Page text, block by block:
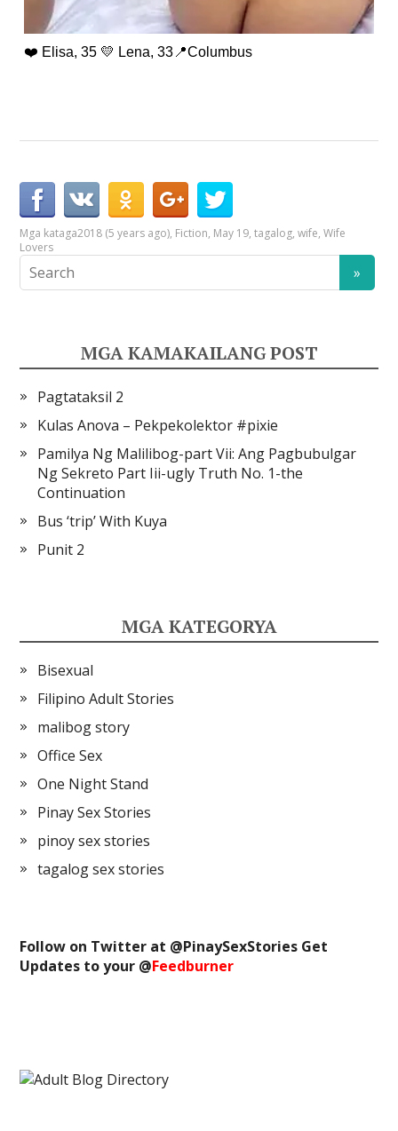
❤️ Elisa, 35 💛 Lena, 33📍Columbus
Mga kataga2018 (5 years ago), Fiction, May 19,tagalog,wife,Wife
Lovers
MGA KAMAKAILANG POST
Pagtataksil 2
Kulas Anova – Pekpekolektor #pixie
Pamilya Ng Malilibog-part Vii: Ang Pagbubulgar
Ng Sekreto Part Iii-ugly Truth No. 1-the
Continuation
Bus ‘trip’ With Kuya
Punit 2
MGA KATEGORYA
Bisexual
Filipino Adult Stories
malibog story
Office Sex
One Night Stand
Pinay Sex Stories
pinoy sex stories
tagalog sex stories
Follow on Twitter at @PinaySexStories Get
Updates to your @Feedburner